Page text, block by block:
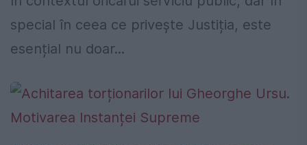
special în ceea ce privește Justiția, este
esențial nu doar...